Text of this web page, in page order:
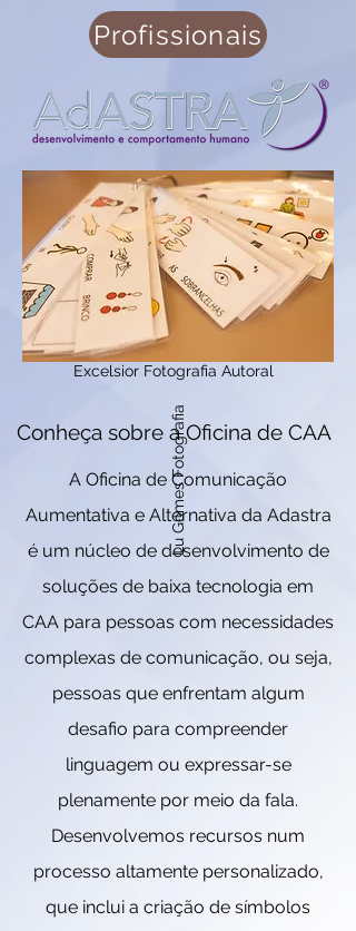
Profissionais
Excelsior Fotografia Autoral
Lu Gomes Fotografia
Conheça sobre a Oficina de CAA
A Oficina de Comunicação
Aumentativa e Alternativa da Adastra
é um núcleo de desenvolvimento de
soluções de baixa tecnologia em
CAA para pessoas com necessidades
complexas de comunicação, ou seja,
pessoas que enfrentam algum
desafio para compreender
linguagem ou expressar-se
plenamente por meio da fala.
Desenvolvemos recursos num
processo altamente personalizado,
que inclui a criação de símbolos